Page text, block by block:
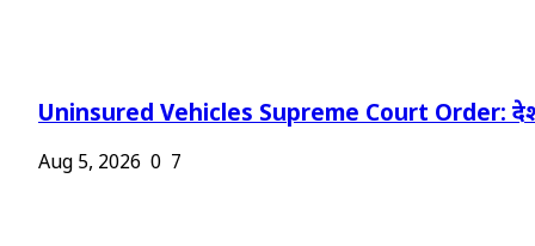
Uninsured Vehicles Supreme Court Order:
Aug 5, 2026 0 7